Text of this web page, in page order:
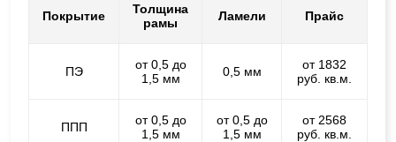
Покрытие
Толщина
рамы
Ламели Прайс
ПЭ
от 0,5 до
1,5 мм
0,5 мм
от 1832
руб. кв.м.
ППП
от 0,5 до
1,5 мм
от 0,5 до
1,5 мм
от 2568
руб. кв.м.